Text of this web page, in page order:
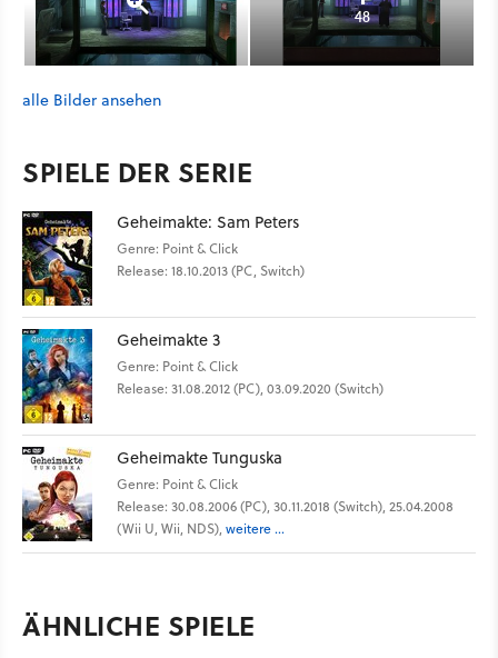
48
alle Bilder ansehen
SPIELE DER SERIE
Geheimakte: Sam Peters
Genre: Point & Click
Release: 18.10.2013 (PC, Switch)
Geheimakte 3
Genre: Point & Click
Release: 31.08.2012 (PC), 03.09.2020 (Switch)
Geheimakte Tunguska
Genre: Point & Click
Release: 30.08.2006 (PC), 30.11.2018 (Switch), 25.04.2008
(Wii U, Wii, NDS), weitere ...
ÄHNLICHE SPIELE